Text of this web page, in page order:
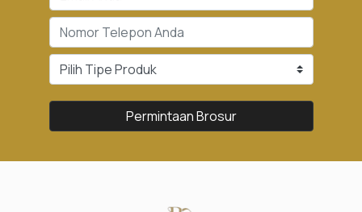
Permintaan Brosur